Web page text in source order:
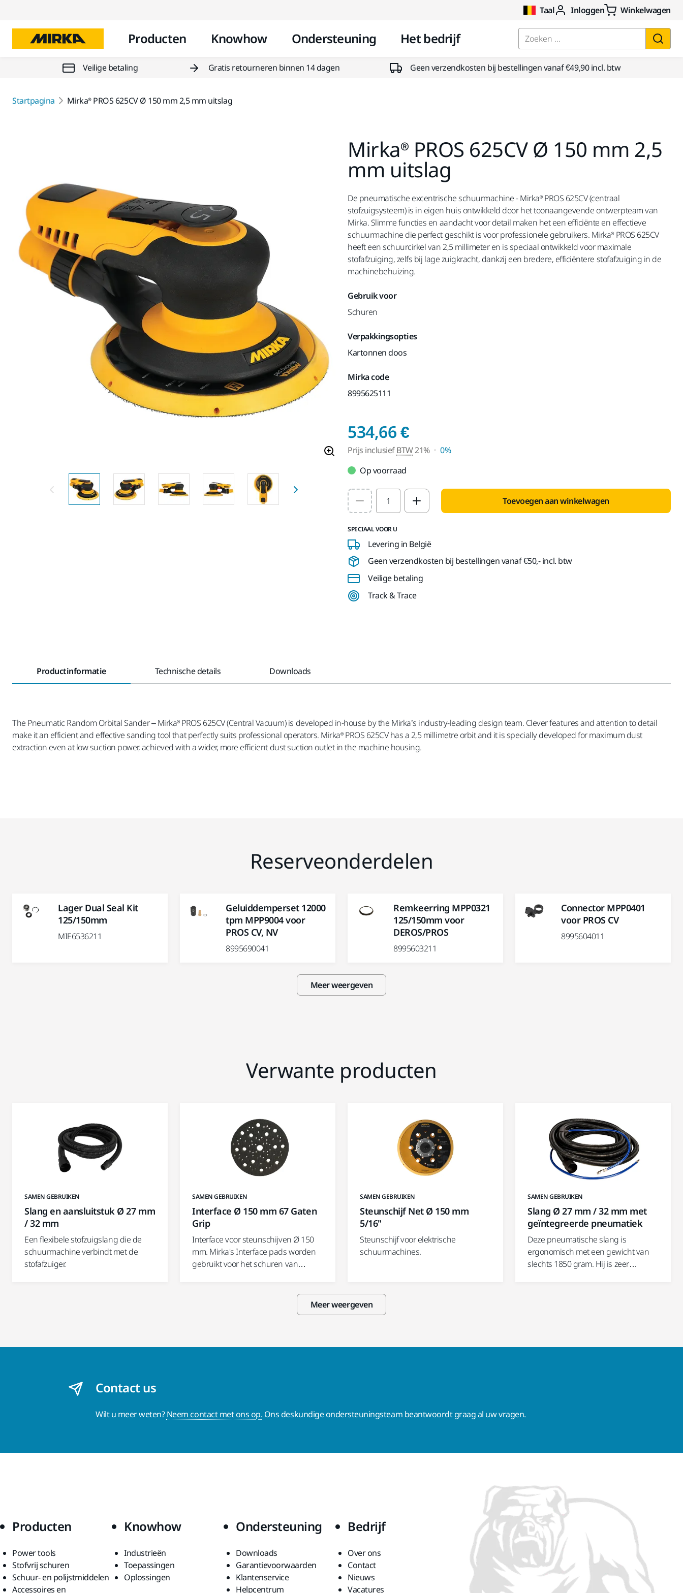
Taal Inloggen Winkelwagen
Producten Knowhow Ondersteuning Het bedrijf Zoeken ...
Veilige betaling Gratis retourneren binnen 14 dagen Geen verzendkosten bij bestellingen vanaf €49,90 incl. btw
Startpagina Mirka® PROS 625CV Ø 150 mm 2,5 mm uitslag
Mirka® PROS 625CV Ø 150 mm 2,5
mm uitslag
De pneumatische excentrische schuurmachine - Mirka® PROS 625CV (centraal
stofzuigsysteem) is in eigen huis ontwikkeld door het toonaangevende ontwerpteam van
Mirka. Slimme functies en aandacht voor detail maken het een efficiënte en effectieve
schuurmachine die perfect geschikt is voor professionele gebruikers. Mirka® PROS 625CV
heeft een schuurcirkel van 2,5 millimeter en is speciaal ontwikkeld voor maximale
stofafzuiging, zelfs bij lage zuigkracht, dankzij een bredere, efficiëntere stofafzuiging in de
machinebehuizing.
Gebruik voor
Schuren
Verpakkingsopties
Kartonnen doos
Mirka code
8995625111
534,66 €Prijs inclusief BTW 21%
Prijs inclusiefBTW21%
0%
Op voorraad
Select quantity value Toevoegen aan winkelwagen
SPECIAAL VOOR U
Levering in België
Geen verzendkosten bij bestellingen vanaf €50,- incl. btw
Veilige betaling
Track & Trace
Productinformatie Technische details Downloads
The Pneumatic Random Orbital Sander – Mirka® PROS 625CV (Central Vacuum) is developed in-house by the Mirka’s industry-leading design team. Clever features and attention to detail
make it an efficient and effective sanding tool that perfectly suits professional operators. Mirka® PROS 625CV has a 2,5 millimetre orbit and it is specially developed for maximum dust
extraction even at low suction power, achieved with a wider, more efficient dust suction outlet in the machine housing.
Reserveonderdelen
Lager Dual Seal Kit
125/150mm
MIE6536211
Geluiddemperset 12000
tpm MPP9004 voor
PROS CV, NV
8995690041
Remkeerring MPP0321
125/150mm voor
DEROS/PROS
8995603211
Connector MPP0401
voor PROS CV
8995604011
Meer weergeven
Verwante producten
SAMEN GEBRUIKEN
Slang en aansluitstuk Ø 27 mm
/ 32 mm
Een flexibele stofzuigslang die de
schuurmachine verbindt met de
stofafzuiger.
SAMEN GEBRUIKEN
Interface Ø 150 mm 67 Gaten
Grip
Interface voor steunschijven Ø 150
mm. Mirka's Interface pads worden
gebruikt voor het schuren van…
SAMEN GEBRUIKEN
Steunschijf Net Ø 150 mm
5/16"
Steunschijf voor elektrische
schuurmachines.
SAMEN GEBRUIKEN
Slang Ø 27 mm / 32 mm met
geïntegreerde pneumatiek
Deze pneumatische slang is
ergonomisch met een gewicht van
slechts 1850 gram. Hij is zeer…
Meer weergeven
Contact us
Wilt u meer weten?Neem contact met ons op. Ons deskundige ondersteuningsteam beantwoordt graag al uw vragen.
Producten
Power tools
Stofvrij schuren
Schuur- en polijstmiddelen
Accessoires en
Knowhow
Industrieën
Toepassingen
Oplossingen
Ondersteuning
Downloads
Garantievoorwaarden
Klantenservice
Helpcentrum
Bedrijf
Over ons
Contact
Nieuws
Vacatures